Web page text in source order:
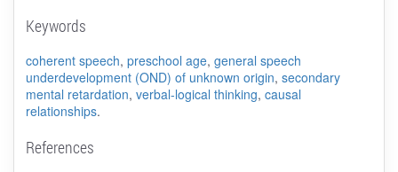
Keywords
coherent speech, preschool age, general speech
underdevelopment (OND) of unknown origin, secondary
mental retardation, verbal-logical thinking, causal
relationships.
References